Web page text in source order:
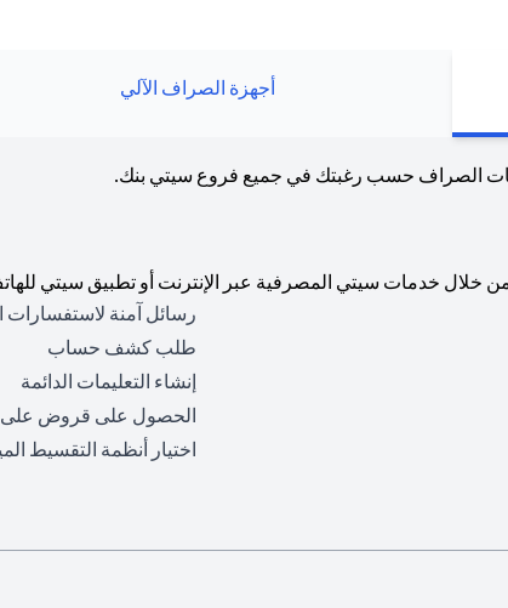
أجهزة الصراف الآلي
الصراف حسب رغبتك في جميع فروع سيتي بنك.
خلال خدمات سيتي المصرفية عبر الإنترنت أو تطبيق سيتي
رسائل آمنة لاستفسارات
طلب كشف حساب
إنشاء التعليمات الدائمة
الحصول على قروض على
اختيار أنظمة التقسيط